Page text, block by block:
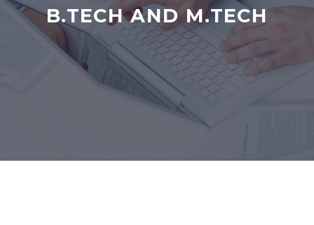
B.TECH AND M.TECH